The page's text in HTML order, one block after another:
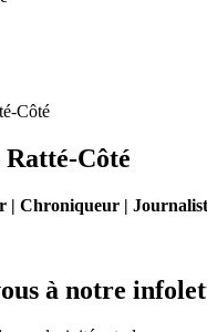
Côté
| Chroniqueur |
à notre